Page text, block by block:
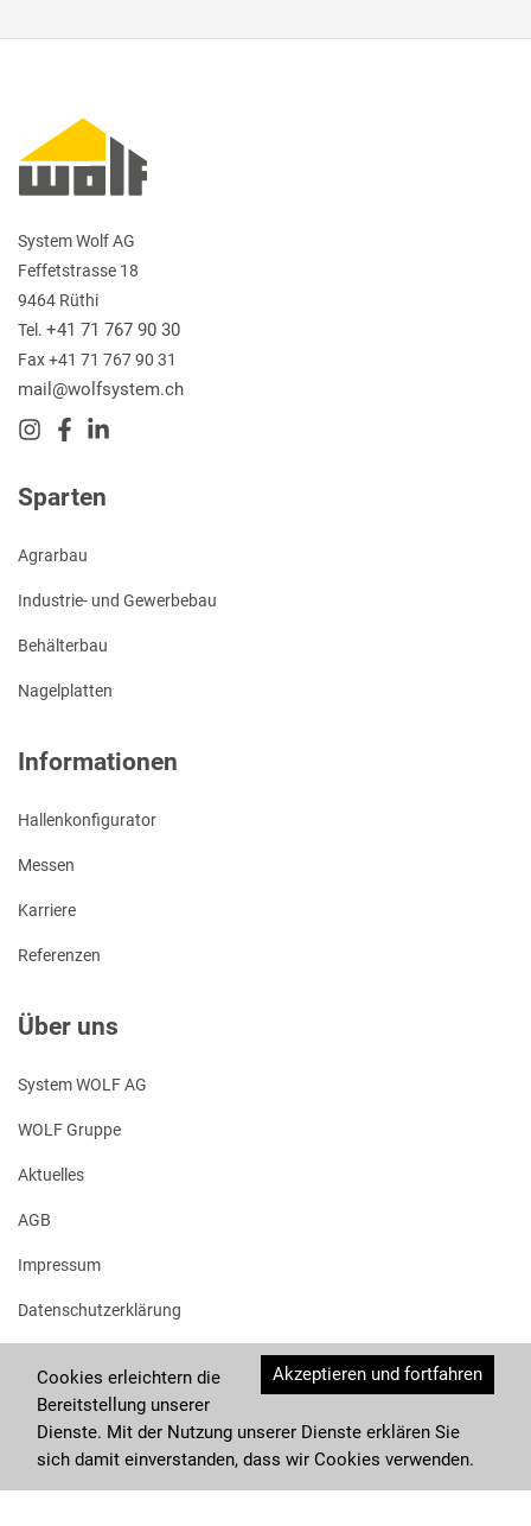
System Wolf AG
Feffetstrasse 18
9464 Rüthi
Tel. +41 71 767 90 30
Fax +41 71 767 90 31
mail@wolfsystem.ch
Sparten
Agrarbau
Industrie- und Gewerbebau
Behälterbau
Nagelplatten
Informationen
Hallenkonfigurator
Messen
Karriere
Referenzen
Über uns
System WOLF AG
WOLF Gruppe
Aktuelles
AGB
Impressum
Datenschutzerklärung
© System Wolf AG
Akzeptieren und fortfahren
Cookies erleichtern die
Bereitstellung unserer
Dienste. Mit der Nutzung unserer Dienste erklären Sie
sich damit einverstanden, dass wir Cookies verwenden.